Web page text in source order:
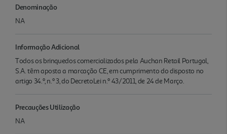
Denominação
NA
Informação Adicional
Todos os brinquedos comercializados pela Auchan Retail Portugal,
S.A. têm aposta a marcação CE, em cumprimento do disposto no
artigo 34.º, n.º 3, do DecretoLei n.º 43/2011, de 24 de Março.
Precauções Utilização
NA